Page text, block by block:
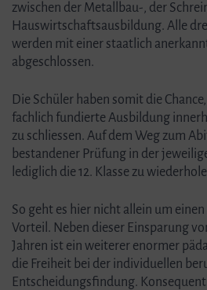
zwischen der Metallbau-, der
Hauswirtschaftsausbildung. Alle
werden mit einer staatlich
abgeschlossen.
Die Schüler haben somit die
fachlich fundierte Ausbildung
zu schliessen. Auf dem Weg zum
bestandener Prüfung in der
lediglich die 12. Klasse zu
So geht es hier nicht allein um
Vorteil. Neben dieser Einsparung
Jahren ist ein weiterer enormer
die Freiheit bei der individuellen
Entscheidungsfindung.